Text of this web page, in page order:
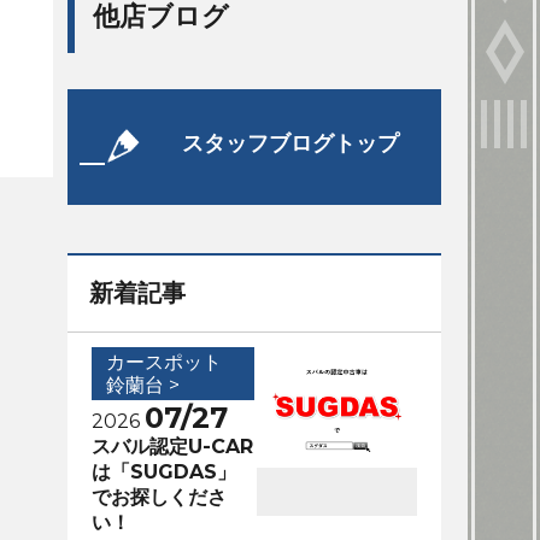
他店ブログ
スタッフブログトップ
新着記事
カースポット
鈴蘭台 >
2026 07/27
スバル認定U-CAR
は「SUGDAS」
でお探しくださ
い！